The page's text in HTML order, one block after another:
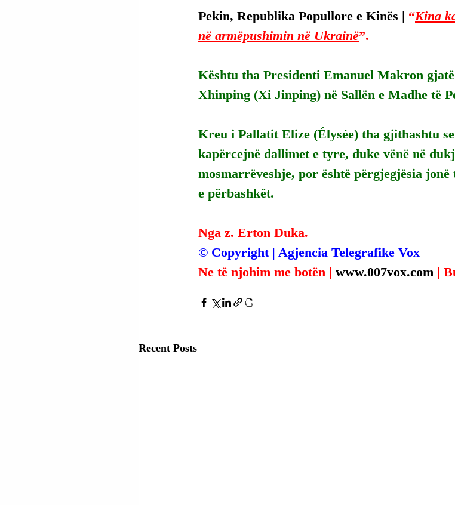
Pekin, Republika Popullore e Kinës | “Kina
në armëpushimin në Ukrainë”.
Kështu tha Presidenti Emanuel Makron
Xhinping (Xi Jinping) në Sallën e Madhe të
Kreu i Pallatit Elize (Élysée) tha gjithashtu
kapërcejnë dallimet e tyre, duke vënë në
mosmarrëveshje, por është përgjegjësia
e përbashkët.
Nga z. Erton Duka.
© Copyright | Agjencia Telegrafike Vox
Ne të njohim me botën | www.007vox.com |
Recent Posts